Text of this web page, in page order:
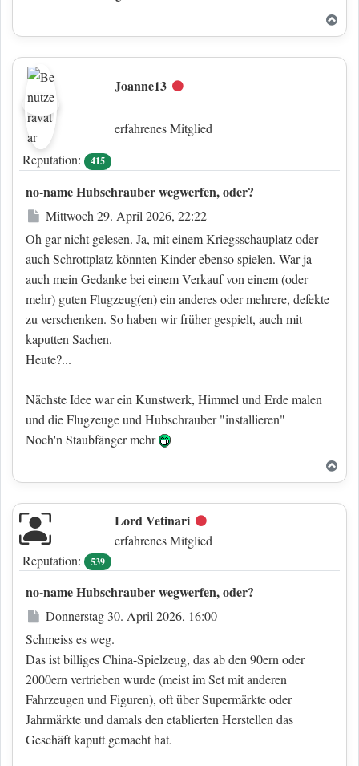
Joanne13 Offline
erfahrenes Mitglied
Reputation:
415
no-name Hubschrauber wegwerfen, oder?
Beitrag
Mittwoch 29. April 2026, 22:22
Oh gar nicht gelesen. Ja, mit einem Kriegsschauplatz oder
auch Schrottplatz könnten Kinder ebenso spielen. War ja
auch mein Gedanke bei einem Verkauf von einem (oder
mehr) guten Flugzeug(en) ein anderes oder mehrere, defekte
zu verschenken. So haben wir früher gespielt, auch mit
kaputten Sachen.
Heute?...
Nächste Idee war ein Kunstwerk, Himmel und Erde malen
und die Flugzeuge und Hubschrauber "installieren"
Noch'n Staubfänger mehr
Lord Vetinari Offline
erfahrenes Mitglied
Reputation:
539
no-name Hubschrauber wegwerfen, oder?
Beitrag
Donnerstag 30. April 2026, 16:00
Schmeiss es weg.
Das ist billiges China-Spielzeug, das ab den 90ern oder
2000ern vertrieben wurde (meist im Set mit anderen
Fahrzeugen und Figuren), oft über Supermärkte oder
Jahrmärkte und damals den etablierten Herstellen das
Geschäft kaputt gemacht hat.